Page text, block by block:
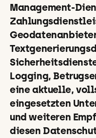
Management-
Logging,
eine aktuelle,
eingesetzten
und weiteren
diesen